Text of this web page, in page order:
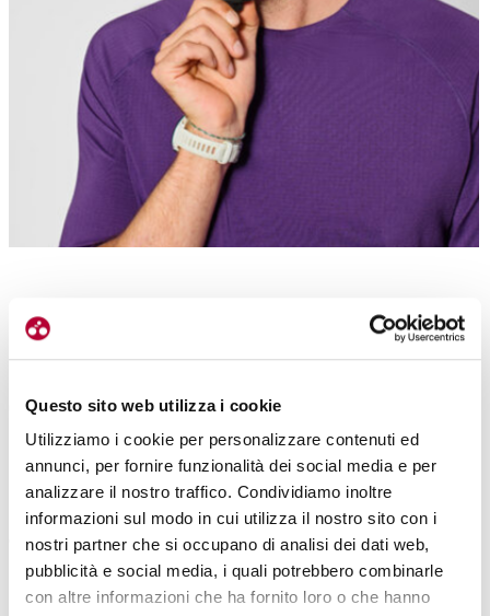
Questo sito web utilizza i cookie
Utilizziamo i cookie per personalizzare contenuti ed
annunci, per fornire funzionalità dei social media e per
analizzare il nostro traffico. Condividiamo inoltre
informazioni sul modo in cui utilizza il nostro sito con i
nostri partner che si occupano di analisi dei dati web,
pubblicità e social media, i quali potrebbero combinarle
con altre informazioni che ha fornito loro o che hanno
C’È ANCHE HIGHBAR, VISTO IN PRECEDENZA SUI CASCHI ROAD
Canyon è stata la prima azienda ad integrare la soluzione HighBar
per i cinturini sottogola dei caschi.HighBarlo abbiamo
argomentato in precedenza proprio nella categoria dei caschi
dedicati al segmento strada. Si tratta di unastruttura rigida
allunga direttamente dalla zona perimetrale del casco edunisce un
cinturino più morbido (comunque non tradizionale). Il classico
gancio, o clip magnetica è sostituito da unrotore che adegua la
larghezza nella zona sottogola .